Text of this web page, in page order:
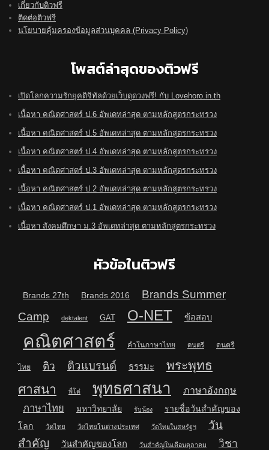
เกี่ยวกับติวฟรี
ติดต่อติวฟรี
นโยบายคุ้มครองข้อมูลส่วนบุคคล (Privacy Policy)
โพสต์ล่าสุดของติวฟรี
เปิดโลกความรักยุคดิจิทัลด้วยเว็บดูดวงฟรี! กับ Lovehoro.in.th
เนื้อหา คณิตศาสตร์ ป.6 อัพเดทล่าสุด ตามหลักสูตรกระทรวง
เนื้อหา คณิตศาสตร์ ป.5 อัพเดทล่าสุด ตามหลักสูตรกระทรวง
เนื้อหา คณิตศาสตร์ ป.4 อัพเดทล่าสุด ตามหลักสูตรกระทรวง
เนื้อหา คณิตศาสตร์ ป.3 อัพเดทล่าสุด ตามหลักสูตรกระทรวง
เนื้อหา คณิตศาสตร์ ป.2 อัพเดทล่าสุด ตามหลักสูตรกระทรวง
เนื้อหา คณิตศาสตร์ ป.1 อัพเดทล่าสุด ตามหลักสูตรกระทรวง
เนื้อหา สังคมศึกษา ม.3 อัพเดทล่าสุด ตามหลักสูตรกระทรวง
หัวข้อในติวฟรี
Brands 27th Brands 2016
Brands Summer
Camp
dektalent GAT O-NET ข้อสอบ
คณิตศาสตร์ คำในภาษาไทย ดนตรี ดนตรี
ไทย ติว ติวแบรนด์ ธรรมะ
พระพุทธ
ศาสนา
พี่โต๋ พุทธศาสนา ภาษาอังกฤษ
ภาษาไทย มหาวิทยาลัย รับน้อง
รายชื่อวันสำคัญของ
โลก
วัดไทย วัดไทยในต่างประเทศ วัดไทยในสหรัฐฯ
วัน
สำคัญ
วันสำคัญของโลก วันสำคัญในเดือนตุลาคม วิชา